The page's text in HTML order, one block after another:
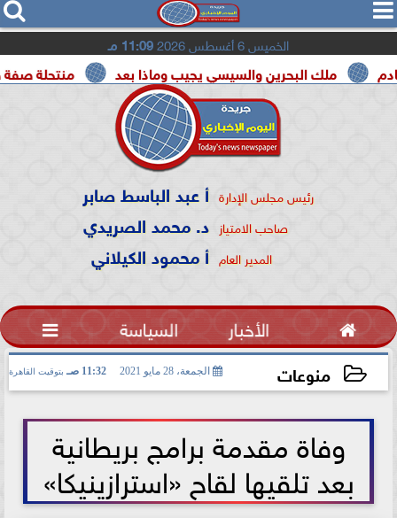
  
الخميس 6 أغسطس 2026 11:09 مـ
منتحلة صفة صحفية ملك البحرين والسيسي يجيب وماذا بعد
رئيس مجلس الإدارة أ عبد الباسط صابر
صاحب الامتياز د. محمد الصريدي
المدير العام أ محمود الكيلاني
 الأخبار السياسة 
منوعات الجمعة، 28 مايو 2021 11:32 صـ بتوقيت القاهرة
وفاة مقدمة برامج بريطانية
بعد تلقيها لقاح «استرازينيكا»